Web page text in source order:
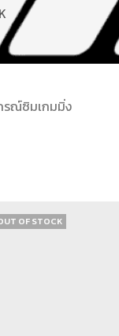
รณ์ซิมเกมมิ่ง
OF STOCK